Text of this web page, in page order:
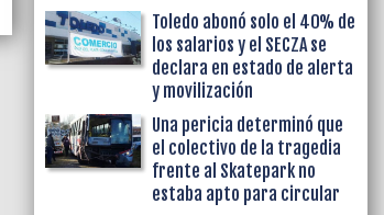
Toledo abonó solo el 40% de
los salarios y el SECZA se
declara en estado de alerta
y movilización
Una pericia determinó que
el colectivo de la tragedia
frente al Skatepark no
estaba apto para circular